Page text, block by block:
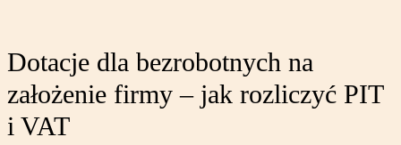
Dotacje dla bezrobotnych na
założenie firmy – jak rozliczyć PIT
i VAT